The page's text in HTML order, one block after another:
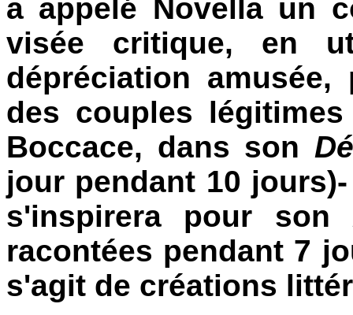
a appelé Novella un
visée critique, en
dépréciation
des couples
Boccace, dans son
jour pendant 10
s'inspirera pour son
racontées pendant 7
s'agit de créations